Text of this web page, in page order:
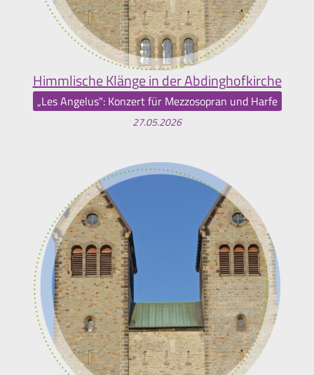
Himmlische Klänge in der Abdinghofkirche
„Les Angelus": Konzert für Mezzosopran und Harfe
27.05.2026